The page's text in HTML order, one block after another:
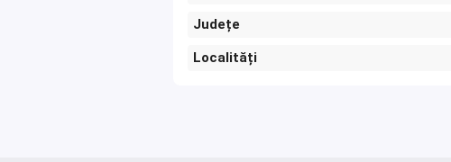
Județe
Localități